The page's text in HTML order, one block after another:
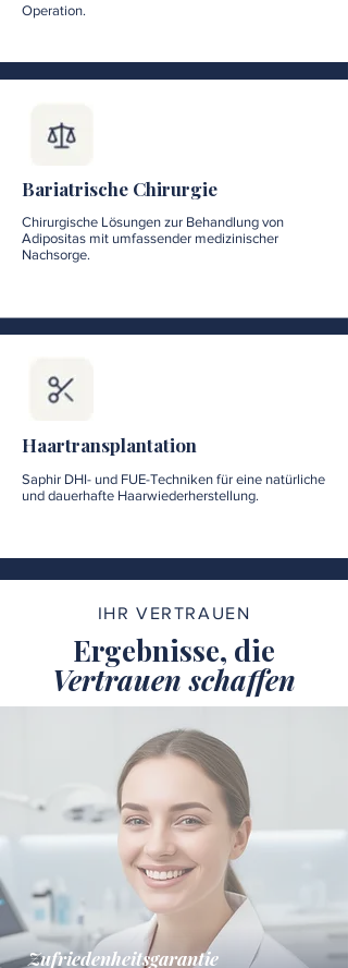
Operation.
Bariatrische Chirurgie
Chirurgische Lösungen zur Behandlung von
Adipositas mit umfassender medizinischer
Nachsorge.
Haartransplantation
Saphir DHI- und FUE-Techniken für eine natürliche
und dauerhafte Haarwiederherstellung.
IHR VERTRAUEN
Ergebnisse, die
Vertrauen schaffen
Zufriedenheitsgarantie